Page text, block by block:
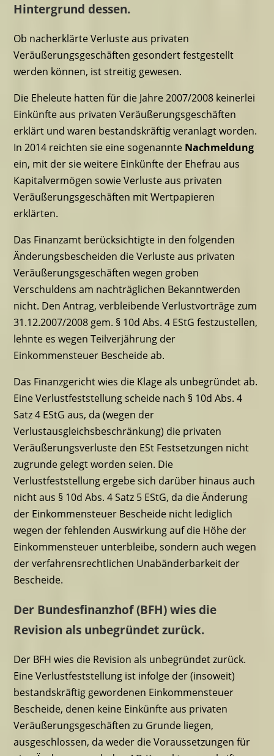
Hintergrund dessen.
Ob nacherklärte Verluste aus privaten
Veräußerungsgeschäften gesondert festgestellt
werden können, ist streitig gewesen.
Die Eheleute hatten für die Jahre 2007/2008 keinerlei
Einkünfte aus privaten Veräußerungsgeschäften
erklärt und waren bestandskräftig veranlagt worden.
In 2014 reichten sie eine sogenannte Nachmeldung
ein, mit der sie weitere Einkünfte der Ehefrau aus
Kapitalvermögen sowie Verluste aus privaten
Veräußerungsgeschäften mit Wertpapieren
erklärten.
Das Finanzamt berücksichtigte in den folgenden
Änderungsbescheiden die Verluste aus privaten
Veräußerungsgeschäften wegen groben
Verschuldens am nachträglichen Bekanntwerden
nicht. Den Antrag, verbleibende Verlustvorträge zum
31.12.2007/2008 gem. § 10d Abs. 4 EStG festzustellen,
lehnte es wegen Teilverjährung der
Einkommensteuer Bescheide ab.
Das Finanzgericht wies die Klage als unbegründet ab.
Eine Verlustfeststellung scheide nach § 10d Abs. 4
Satz 4 EStG aus, da (wegen der
Verlustausgleichsbeschränkung) die privaten
Veräußerungsverluste den ESt Festsetzungen nicht
zugrunde gelegt worden seien. Die
Verlustfeststellung ergebe sich darüber hinaus auch
nicht aus § 10d Abs. 4 Satz 5 EStG, da die Änderung
der Einkommensteuer Bescheide nicht lediglich
wegen der fehlenden Auswirkung auf die Höhe der
Einkommensteuer unterbleibe, sondern auch wegen
der verfahrensrechtlichen Unabänderbarkeit der
Bescheide.
Der Bundesfinanzhof (BFH) wies die
Revision als unbegründet zurück.
Der BFH wies die Revision als unbegründet zurück.
Eine Verlustfeststellung ist infolge der (insoweit)
bestandskräftig gewordenen Einkommensteuer
Bescheide, denen keine Einkünfte aus privaten
Veräußerungsgeschäften zu Grunde liegen,
ausgeschlossen, da weder die Voraussetzungen für